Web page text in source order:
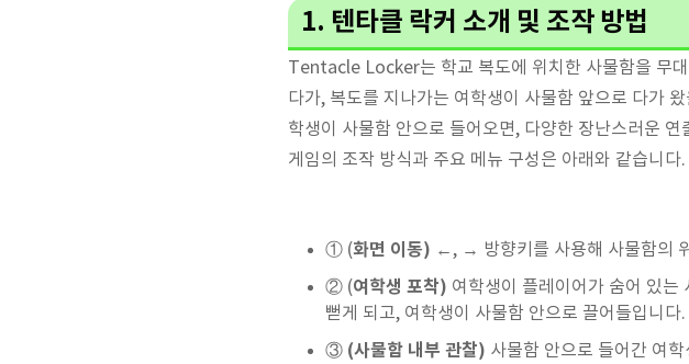
1. 텐타클 락커 소개 및 조작 방법
Tentacle Locker는 학교 복도에 위치한 사물함을 무
다가, 복도를 지나가는 여학생이 사물함 앞으로 다가
학생이 사물함 안으로 들어오면, 다양한 장난스러운
게임의 조작 방식과 주요 메뉴 구성은 아래와 같습니다.
① (화면 이동) ←, → 방향키를 사용해 사물함의
② (여학생 포착) 여학생이 플레이어가 숨어 있는
뻗게 되고, 여학생이 사물함 안으로 끌어들입니다.
③ (사물함 내부 관찰) 사물함 안으로 들어간 여